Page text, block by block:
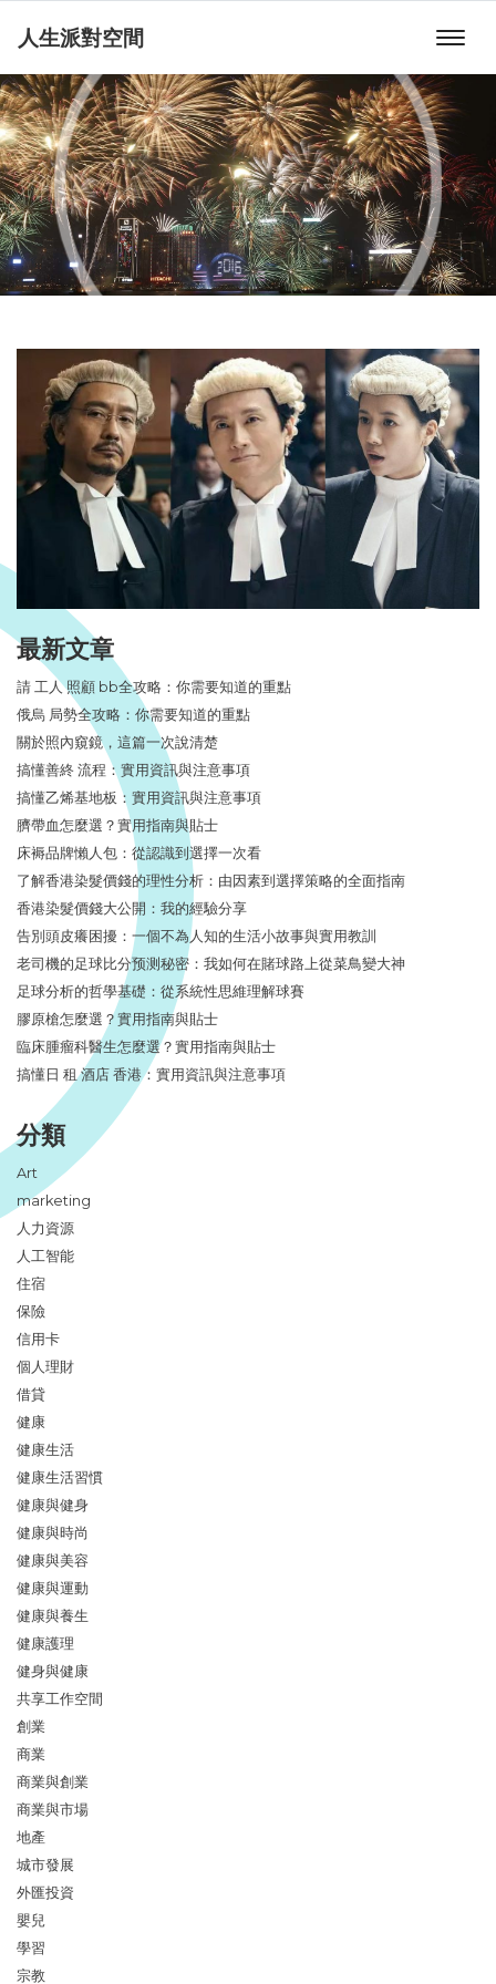
人生派對空間
最新文章
請 工人 照顧 bb全攻略：你需要知道的重點
俄烏 局勢全攻略：你需要知道的重點
關於照內窺鏡，這篇一次說清楚
搞懂善終 流程：實用資訊與注意事項
搞懂乙烯基地板：實用資訊與注意事項
臍帶血怎麼選？實用指南與貼士
床褥品牌懶人包：從認識到選擇一次看
了解香港染髮價錢的理性分析：由因素到選擇策略的全面指南
香港染髮價錢大公開：我的經驗分享
告別頭皮癢困擾：一個不為人知的生活小故事與實用教訓
老司機的足球比分预测秘密：我如何在賭球路上從菜鳥變大神
足球分析的哲學基礎：從系統性思維理解球賽
膠原槍怎麼選？實用指南與貼士
臨床腫瘤科醫生怎麼選？實用指南與貼士
搞懂日 租 酒店 香港：實用資訊與注意事項
分類
Art
marketing
人力資源
人工智能
住宿
保險
信用卡
個人理財
借貸
健康
健康生活
健康生活習慣
健康與健身
健康與時尚
健康與美容
健康與運動
健康與養生
健康護理
健身與健康
共享工作空間
創業
商業
商業與創業
商業與市場
地產
城市發展
外匯投資
嬰兒
學習
宗教